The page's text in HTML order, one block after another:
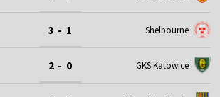
3 - 1 Shelbourne
2 - 0 GKS Katowice